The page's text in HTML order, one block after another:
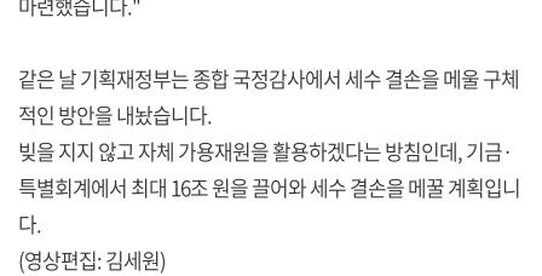
같은 날 기획재정부는 종합 국정감사에서 세수 결손을 메울 구체
적인 방안을 내놨습니다.
빚을 지지 않고 자체 가용재원을 활용하겠다는 방침인데, 기금·
특별회계에서 최대 16조 원을 끌어와 세수 결손을 메꿀 계획입니
다.
(영상편집: 김세원)